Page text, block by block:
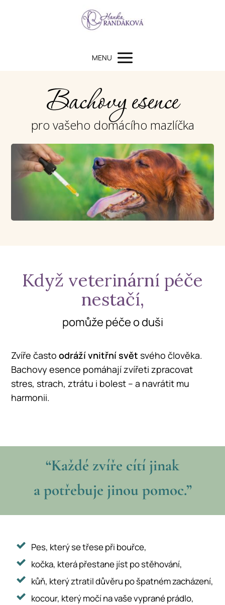
MENU
Bachovy esence
pro vašeho domácího mazlíčka
Když veterinární péče
nestačí,
pomůže péče o duši
Zvíře častoodráží vnitřní svět svého člověka.
Bachovy esence pomáhají zvířeti zpracovat
stres, strach, ztrátu i bolest – a navrátit mu
harmonii.
“Každé zvíře cítí jinak
a potřebuje jinou pomoc.”
Pes, který se třese při bouřce,
kočka, která přestane jíst po stěhování,
kůň, který ztratil důvěru po špatném zacházení,
kocour, který močí na vaše vyprané prádlo,